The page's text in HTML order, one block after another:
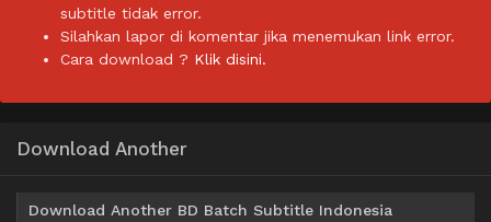
subtitle tidak error.
Silahkan lapor di komentar jika menemukan link error.
Cara download ? Klik disini.
Download Another
Download Another BD Batch Subtitle Indonesia